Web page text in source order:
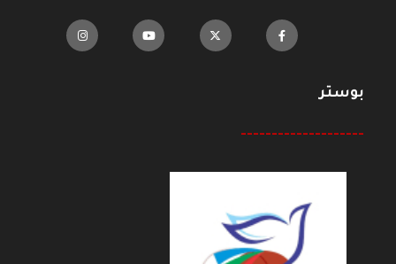
بوستر
--------------------